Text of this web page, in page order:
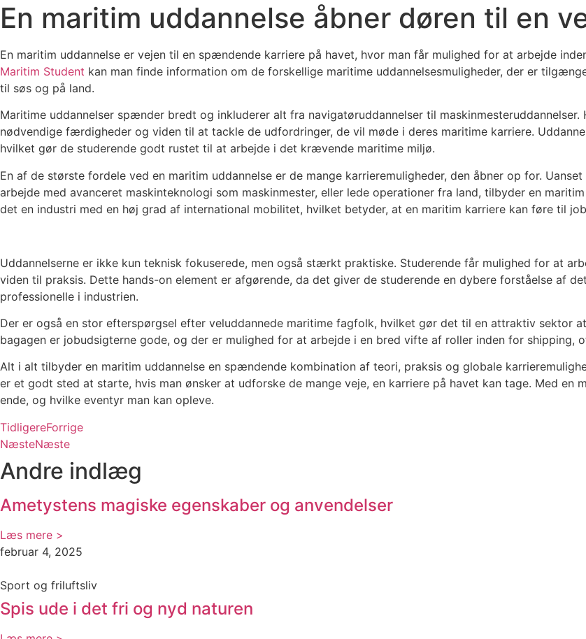
En maritim uddannelse åbner døren til en
En maritim uddannelse er vejen til en spændende karriere på havet, hvor man får mulighed for at arbejde
Maritim Student kan man finde information om de forskellige maritime uddannelsesmuligheder, der er
til søs og på land.
Maritime uddannelser spænder bredt og inkluderer alt fra navigatøruddannelser til
nødvendige færdigheder og viden til at tackle de udfordringer, de vil møde i deres maritime karriere.
hvilket gør de studerende godt rustet til at arbejde i det krævende maritime miljø.
En af de største fordele ved en maritim uddannelse er de mange karrieremuligheder, den åbner op for.
arbejde med avanceret maskinteknologi som maskinmester, eller lede operationer fra land, tilbyder en
det en industri med en høj grad af international mobilitet, hvilket betyder, at en maritim karriere kan føre til
Uddannelserne er ikke kun teknisk fokuserede, men også stærkt praktiske. Studerende får mulighed for at
viden til praksis. Dette hands-on element er afgørende, da det giver de studerende en dybere forståelse af
professionelle i industrien.
Der er også en stor efterspørgsel efter veluddannede maritime fagfolk, hvilket gør det til en attraktiv sektor
bagagen er jobudsigterne gode, og der er mulighed for at arbejde i en bred vifte af roller inden for shipping,
Alt i alt tilbyder en maritim uddannelse en spændende kombination af teori, praksis og globale
er et godt sted at starte, hvis man ønsker at udforske de mange veje, en karriere på havet kan tage. Med en
ende, og hvilke eventyr man kan opleve.
TidligereForrige
NæsteNæste
Andre indlæg
Ametystens magiske egenskaber og anvendelser
Læs mere >
februar 4, 2025
Sport og friluftsliv
Spis ude i det fri og nyd naturen